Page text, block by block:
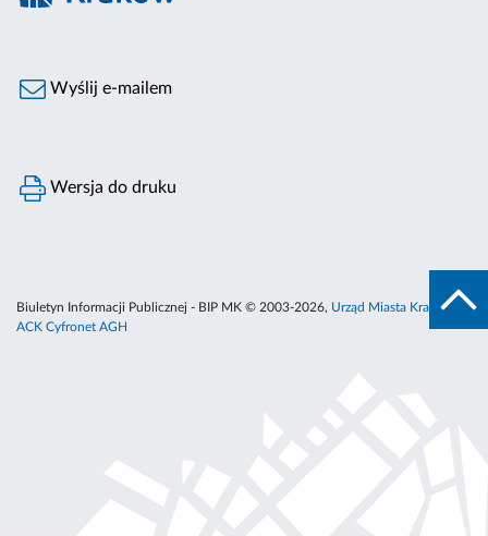
Wyślij e-mailem
Wersja do druku
Biuletyn Informacji Publicznej - BIP MK © 2003-2026, Urząd Miasta Krakowa
ACK Cyfronet AGH